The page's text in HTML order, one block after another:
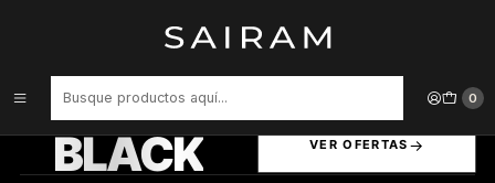
0
PERFUME EMPER MILESTONE HER BRAVERY ELIXIR MUJER EDP 100
BLACK VER OFERTAS